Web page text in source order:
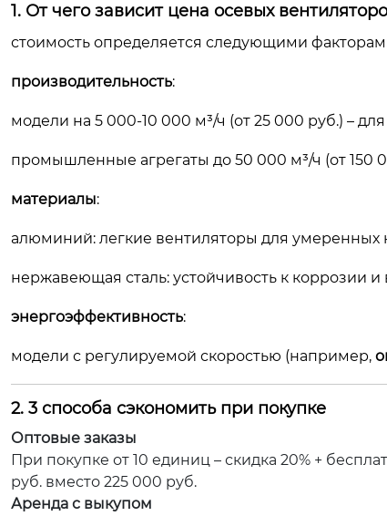
1. От чего зависит цена осевых
стоимость определяется следующими
производительность:
модели на 5 000-10 000 м³/ч (от 25 000 руб.) –
промышленные агрегаты до 50 000 м³/ч (от 150
материалы:
алюминий: легкие вентиляторы для умеренных
нержавеющая сталь: устойчивость к коррозии и
энергоэффективность:
модели с регулируемой скоростью (например,
2. 3 способа сэкономить при покупке
Оптовые заказы
При покупке от 10 единиц – скидка 20% +
руб. вместо 225 000 руб.
Аренда с выкупом